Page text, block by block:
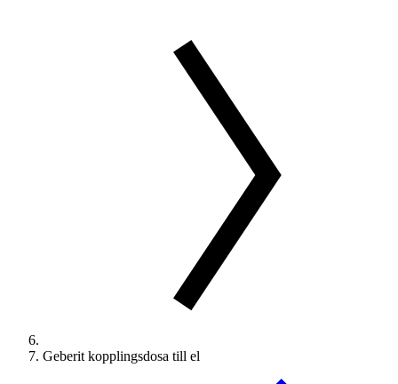
Geberit kopplingsdosa till el